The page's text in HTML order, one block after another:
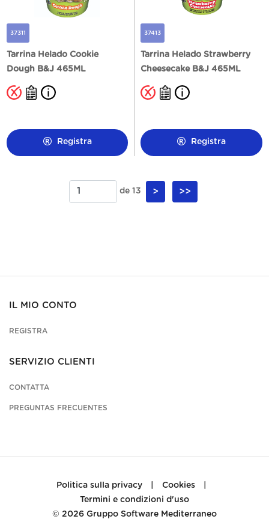
37311
Tarrina Helado Cookie
Dough B&J 465ML
Registra
37413
Tarrina Helado Strawberry
Cheesecake B&J 465ML
Registra
de 13 > >>
IL MIO CONTO
REGISTRA
SERVIZIO CLIENTI
CONTATTA
PREGUNTAS FRECUENTES
Politica sulla privacy Cookies
Termini e condizioni d'uso
© 2026 Gruppo Software Mediterraneo